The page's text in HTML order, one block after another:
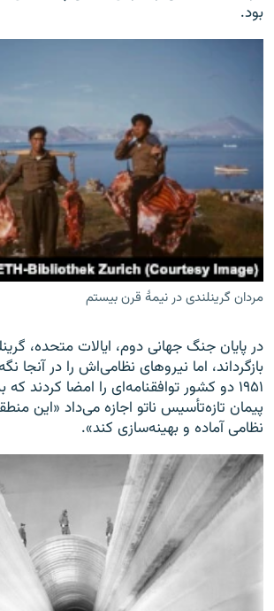
بود.
مردان گرینلندی در نیمۀ قرن بیستم
در پایان جنگ جهانی دوم، ایالات متحده،
بازگرداند، اما نیروهای نظامی‌اش را در
۱۹۵۱ دو کشور توافقنامه‌ای را امضا کردند
پیمان تازه‌تأسیس ناتو اجازه می‌داد «این
نظامی آماده و بهینه‌سازی کند».